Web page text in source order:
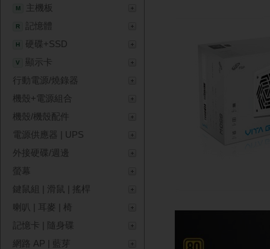
M 主機板
R 記憶體
H 硬碟+SSD
V
顯示卡
行動電源/燒錄器
機殼+電源組合
機殼/機殼配件
電源供應器 | UPS
外接硬碟/週邊
螢幕
鍵鼠組 | 滑鼠 | 搖桿
喇叭 | 耳麥 | 椅
記憶卡 | 隨身碟
網路 AP | 藍芽